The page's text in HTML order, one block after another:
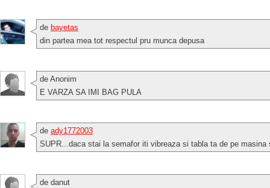
de bayetas
din partea mea tot respectul pru munca depusa
de Anonim
E VARZA SA IMI BAG PULA
de ady1772003
SUPR...daca stai la semafor iti vibreaza si tabla ta de pe masina
de danut